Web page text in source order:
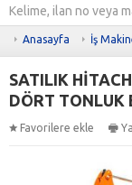
Anasayfa İş
SATILIK
DÖRT TONLUK
Favorilere ekle